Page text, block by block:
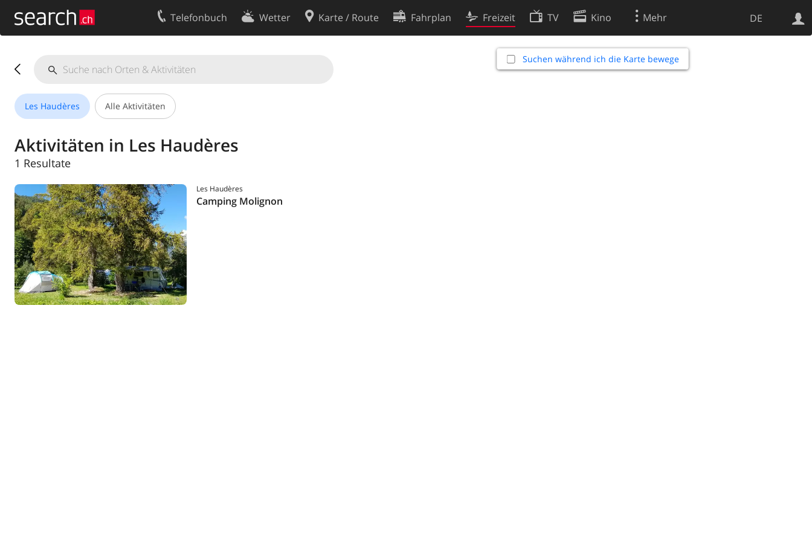
DE
Telefonbuch Wetter Karte / Route Fahrplan Freizeit TV Kino Mehr
Les Haudères Alle Aktivitäten
Aktivitäten in Les Haudères
1 Resultate
Les Haudères
Camping Molignon
Suchen während ich die Karte bewege
Websuche
Kundencenter Geschäftskunden
Impressum
Cookie-Einstellungen